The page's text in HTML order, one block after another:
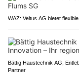
WAZ: Veltus AG bietet
Bättig Haustechnik AG,
Partner